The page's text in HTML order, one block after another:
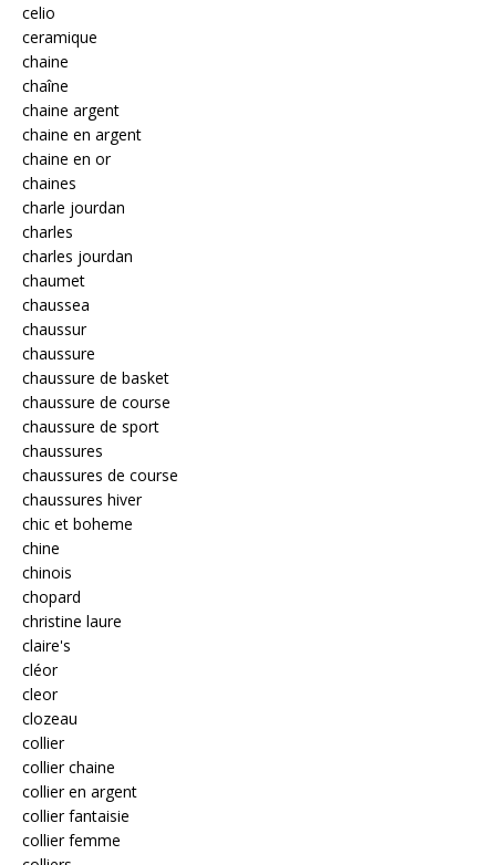
celio
ceramique
chaine
chaîne
chaine argent
chaine en argent
chaine en or
chaines
charle jourdan
charles
charles jourdan
chaumet
chaussea
chaussur
chaussure
chaussure de basket
chaussure de course
chaussure de sport
chaussures
chaussures de course
chaussures hiver
chic et boheme
chine
chinois
chopard
christine laure
claire's
cléor
cleor
clozeau
collier
collier chaine
collier en argent
collier fantaisie
collier femme